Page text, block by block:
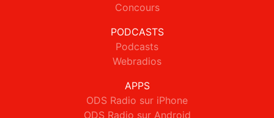
Concours
PODCASTS
Podcasts
Webradios
APPS
ODS Radio sur iPhone
ODS Radio sur Android